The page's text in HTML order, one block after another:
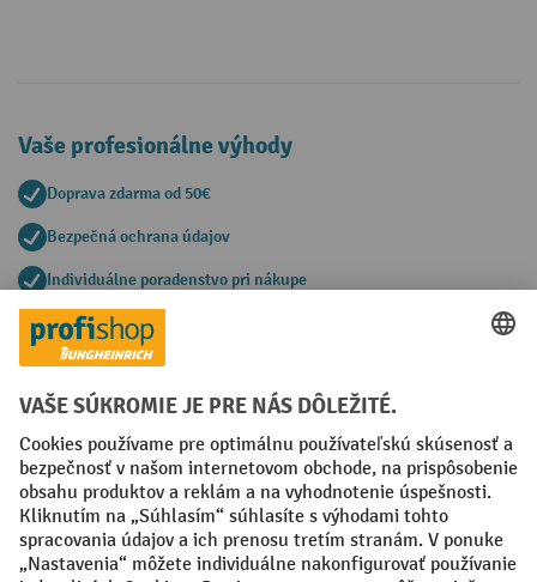
Vaše profesionálne výhody
Doprava zdarma od 50€
Bezpečná ochrana údajov
Individuálne poradenstvo pri nákupe
Spôsoby platby
Faktúra Predplatba
Sociálne siete